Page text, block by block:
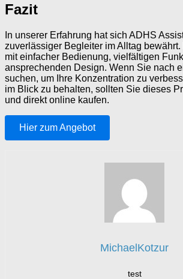
Fazit
In unserer Erfahrung hat sich ADHS
zuverlässiger Begleiter im Alltag bewährt.
mit einfacher Bedienung, vielfältigen
ansprechenden Design. Wenn Sie nach
suchen, um Ihre Konzentration zu
im Blick zu behalten, sollten Sie dieses
und direkt online kaufen.
Hier zum Angebot
MichaelKotzur
test